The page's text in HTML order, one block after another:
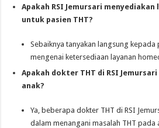
Apakah RSI Jemursari
untuk pasien THT?
Sebaiknya tanyakan langsung kepada
mengenai ketersediaan layanan
Apakah dokter THT di RSI
anak?
Ya, beberapa dokter THT di RSI
dalam menangani masalah THT pada